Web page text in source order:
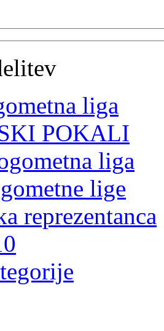
liga
POKALI
liga
lige
reprezentanca